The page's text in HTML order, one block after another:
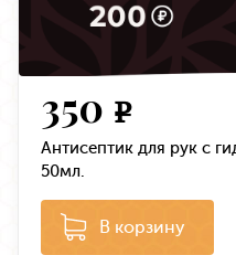
350 e
Антисептик для рук с
50мл.
В корзину